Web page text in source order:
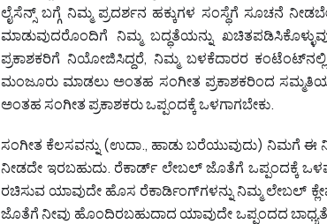
ಲೈಸೆನ್ಸ್‌ ಬಗ್ಗೆ ನಿಮ್ಮ ಪ್ರದರ್ಶನ ಹಕ್ಕುಗಳ ಸಂಸ್ಥೆಗೆ ಸೂಚನೆ
ಮಾಡುವುದರೊಂದಿಗೆ ನಿಮ್ಮ ಬದ್ಧತೆಯನ್ನು
ಪ್ರಕಾಶಕರಿಗೆ ನಿಯೋಜಿಸಿದ್ದರೆ, ನಿಮ್ಮ ಬಳಕೆದಾರರ
ಮಂಜೂರು ಮಾಡಲು ಅಂತಹ ಸಂಗೀತ ಪ್ರಕಾಶಕರಿಂದ
ಅಂತಹ ಸಂಗೀತ ಪ್ರಕಾಶಕರು ಒಪ್ಪಂದಕ್ಕೆ ಒಳಗಾಗಬೇಕು.
ಸಂಗೀತ ಕೆಲಸವನ್ನು (ಉದಾ., ಹಾಡು ಬರೆಯುವುದು) ನಿಮಗೆ ಈ
ನೀಡದೇ ಇರಬಹುದು. ರೆಕಾರ್ಡ್ ಲೇಬಲ್‌ ಜೊತೆಗೆ ಒಪ್ಪಂದಕ್ಕೆ
ರಚಿಸುವ ಯಾವುದೇ ಹೊಸ ರೆಕಾರ್ಡಿಂಗ್‌ಗಳನ್ನು ನಿಮ್ಮ ಲೇಬಲ್‌
ಜೊತೆಗೆ ನೀವು ಹೊಂದಿರಬಹುದಾದ ಯಾವುದೇ ಒಪ್ಪಂದದ